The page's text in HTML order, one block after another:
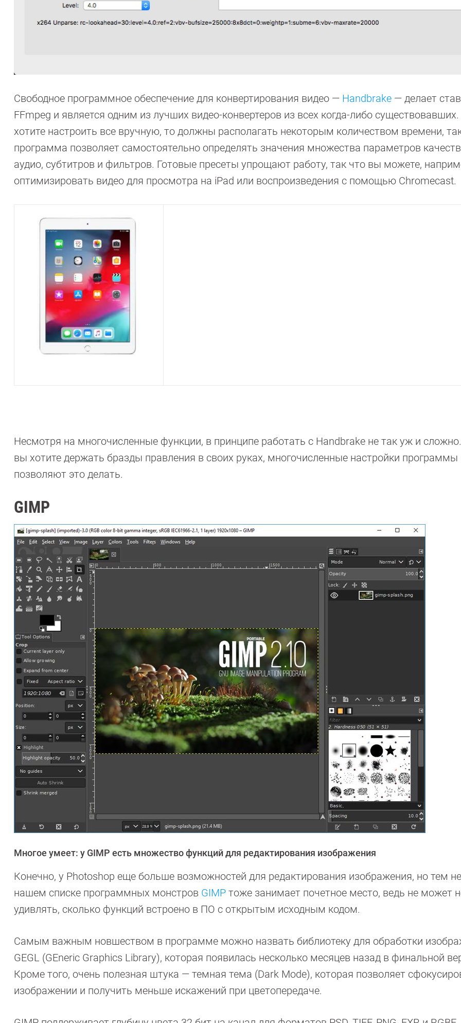
Свободное программное обеспечение для конвертирования видео — Handbrake — делает
FFmpeg и является одним из лучших видео-конвертеров из всех когда-либо
хотите настроить все вручную, то должны располагать некоторым количеством времени,
программа позволяет самостоятельно определять значения множества параметров
аудио, субтитров и фильтров. Готовые пресеты упрощают работу, так что вы можете,
оптимизировать видео для просмотра на iPad или воспроизведения с помощью Chromecast.
Несмотря на многочисленные функции, в принципе работать с Handbrake не так уж и
вы хотите держать бразды правления в своих руках, многочисленные настройки программы
позволяют это делать.
GIMP
Многое умеет: у GIMP есть множество функций для редактирования изображения
Конечно, у Photoshop еще больше возможностей для редактирования изображения, но тем
нашем списке программных монстров GIMP тоже занимает почетное место, ведь не может
удивлять, сколько функций встроено в ПО с открытым исходным кодом.
Самым важным новшеством в программе можно назвать библиотеку для обработки
GEGL (GEneric Graphics Library), которая появилась несколько месяцев назад в финальной
Кроме того, очень полезная штука — темная тема (Dark Mode), которая позволяет
изображении и получить меньше искажений при цветопередаче.